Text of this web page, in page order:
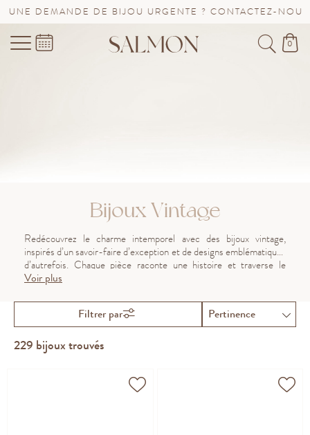
DE BIJOU URGENTE ? CONTACTEZ-NOUS ! SAV
0
Bijoux Vintage
Redécouvrez le charme intemporel avec des bijoux vintage,
inspirés d’un savoir-faire d’exception et de designs emblématiques
d’autrefois. Chaque pièce raconte une histoire et traverse le
temps avec une élégance inégalée. Découvrez notre collection et
Voir plus
229 bijoux trouvés
Filtrer par